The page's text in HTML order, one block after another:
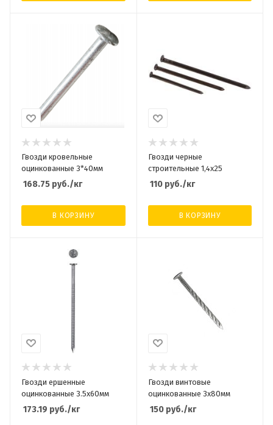
Гвозди кровельные
оцинкованные 3*40мм
168.75 руб./кг
В КОРЗИНУ
Гвозди черные
строительные 1,4х25
110руб./кг
В КОРЗИНУ
Гвозди ершенные
оцинкованные 3.5х60мм
173.19 руб./кг
Гвозди винтовые
оцинкованные 3х80мм
150руб./кг